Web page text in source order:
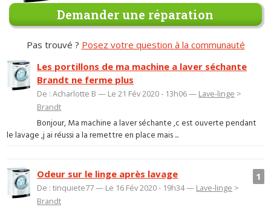
Demander une réparation
Pas trouvé ? Posez votre question à la communauté
Les portillons de ma machine a laver séchante
Brandt ne ferme plus
De : Acharlotte B — Le 21 Fév 2020 - 13h06 — Lave-linge >
Brandt
Bonjour, Ma machine a laver séchante ,c est ouverte pendant
le lavage ,j ai réussi a la remettre en place mais ...
1
Odeur sur le linge après lavage
De : tinquiete77 — Le 16 Fév 2020 - 19h34 — Lave-linge >
Brandt